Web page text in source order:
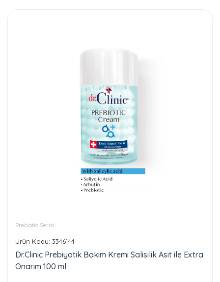
Prebiotic Serisi
Ürün Kodu: 3346144
Dr.Clinic Prebiyotik Bakım Kremi Salisilik Asit ile Extra
Onarım 100 ml